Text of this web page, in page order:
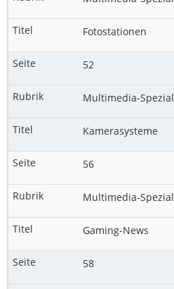
Fotostationen
52
Multimedia-Spezial
Kamerasysteme
56
Multimedia-Spezial
Gaming-News
58